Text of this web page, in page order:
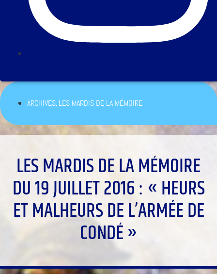
ARCHIVES,LES MARDIS DE LA MÉMOIRE
LES MARDIS DE LA MÉMOIRE
DU 19 JUILLET 2016 : « HEURS
ET MALHEURS DE L’ARMÉE DE
CONDÉ »